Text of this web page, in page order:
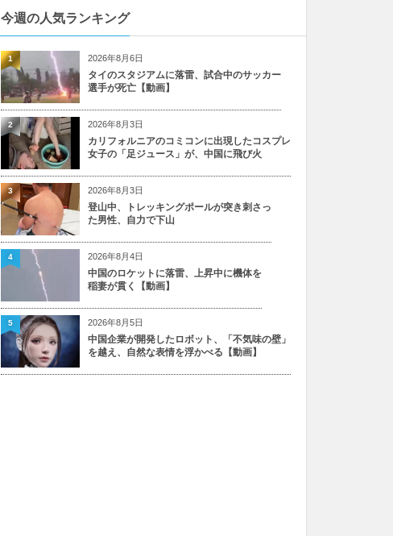
今週の人気ランキング
2026年8月6日
タイのスタジアムに落雷、試合中のサッカー
選手が死亡【動画】
1
2026年8月3日
カリフォルニアのコミコンに出現したコスプレ
女子の「足ジュース」が、中国に飛び火
2
2026年8月3日
登山中、トレッキングポールが突き刺さっ
た男性、自力で下山
3
2026年8月4日
中国のロケットに落雷、上昇中に機体を
稲妻が貫く【動画】
4
2026年8月5日
中国企業が開発したロボット、「不気味の壁」
を越え、自然な表情を浮かべる【動画】
5